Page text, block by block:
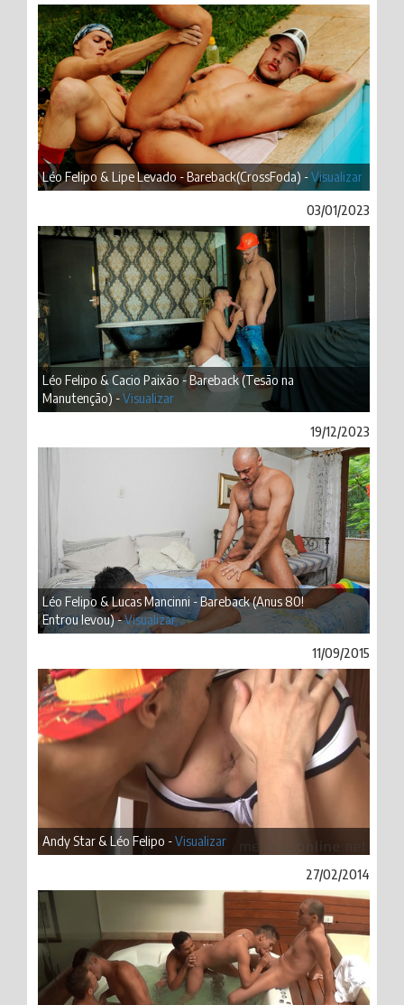
Léo Felipo & Lipe Levado - Bareback(CrossFoda) -Visualizar
03/01/2023
Léo Felipo & Cacio Paixão - Bareback (Tesão na
Manutenção) -Visualizar
19/12/2023
Léo Felipo & Lucas Mancinni - Bareback (Anus 80!
Entrou levou) -Visualizar
11/09/2015
Andy Star & Léo Felipo -Visualizar
27/02/2014